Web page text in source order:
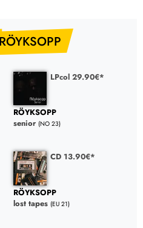
LPcol 29.90€*
RÖYKSOPP
senior (NO 23)
CD 13.90€*
RÖYKSOPP
lost tapes (EU 21)